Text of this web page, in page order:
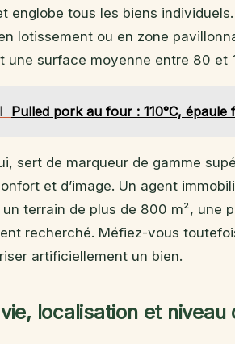
englobe tous les biens
lotissement ou en zone
une surface moyenne entre 80 et
Pulled pork au four : 110°C,
sert de marqueur de gamme
et d’image. Un agent
un terrain de plus de 800 m²,
recherché. Méfiez-vous
artificiellement un bien.
localisation et niveau